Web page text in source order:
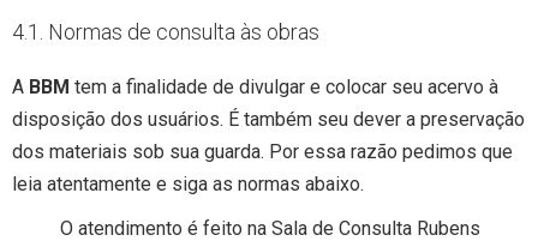
4.1. Normas de consulta às obras
A BBM tem a finalidade de divulgar e colocar seu acervo à
disposição dos usuários. É também seu dever a preservação
dos materiais sob sua guarda. Por essa razão pedimos que
leia atentamente e siga as normas abaixo.
O atendimento é feito na Sala de Consulta Rubens